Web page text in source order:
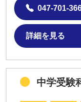
047-701-
詳細を見る
中学受験